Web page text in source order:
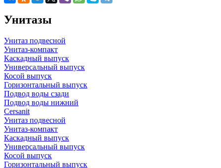
Унитазы
Унитаз подвесной
Унитаз-компакт
Каскадный выпуск
Универсальный выпуск
Косой выпуск
Горизонтальный выпуск
Подвод воды сзади
Подвод воды нижний
Cersanit
Унитаз подвесной
Унитаз-компакт
Каскадный выпуск
Универсальный выпуск
Косой выпуск
Горизонтальный выпуск